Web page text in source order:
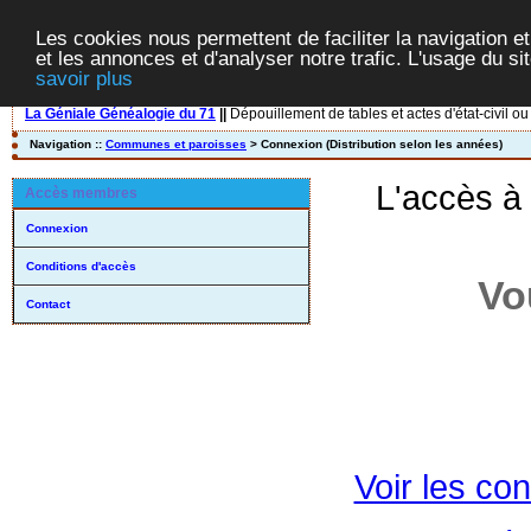
Les cookies nous permettent de faciliter la navigation
et les annonces et d'analyser notre trafic. L'usage du
savoir plus
La Géniale Généalogie du 71 Dépouillement de tables et actes d'état-civil
Navigation :: Communes et paroisses > Connexion (Distribution selon les années)
Accès membres
Connexion
Conditions d'accès
Contact
L'accès
Voir les